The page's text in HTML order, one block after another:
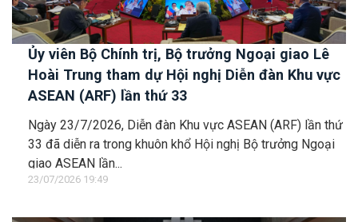
Ủy viên Bộ Chính trị, Bộ trưởng Ngoại giao Lê
Hoài Trung tham dự Hội nghị Diễn đàn Khu vực
ASEAN (ARF) lần thứ 33
Ngày 23/7/2026, Diễn đàn Khu vực ASEAN (ARF) lần thứ
33 đã diễn ra trong khuôn khổ Hội nghị Bộ trưởng Ngoại
giao ASEAN lần...
23/07/2026 19:49